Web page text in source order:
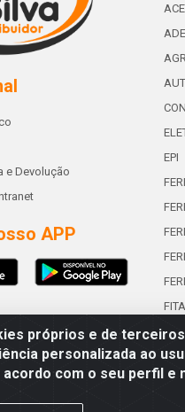
próprios e de
personalizada ao
com o seu perfil e
e Devolução
APP
EPI
Abreu & Silva - Rua Padre